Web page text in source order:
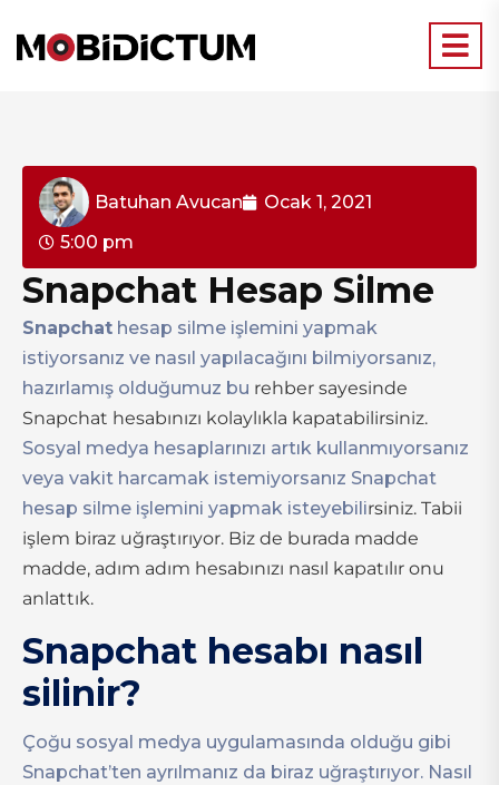
Batuhan Avucan
Ocak 1, 2021
5:00 pm
Snapchat Hesap Silme
Snapchat hesap silme işlemini yapmak
istiyorsanız ve nasıl yapılacağını bilmiyorsanız,
hazırlamış olduğumuz bu rehber sayesinde
Snapchat hesabınızı kolaylıkla kapatabilirsiniz.
Sosyal medya hesaplarınızı artık kullanmıyorsanız
veya vakit harcamak istemiyorsanız Snapchat
hesap silme işlemini yapmak isteyebilirsiniz. Tabii
işlem biraz uğraştırıyor. Biz de burada madde
madde, adım adım hesabınızı nasıl kapatılır onu
anlattık.
Snapchat hesabı nasıl
silinir?
Çoğu sosyal medya uygulamasında olduğu gibi
Snapchat’ten ayrılmanız da biraz uğraştırıyor. Nasıl